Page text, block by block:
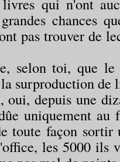
chances
pas trouver de
selon toi, que
surproduction de
depuis une
uniquement
toute façon
les 5000 ils